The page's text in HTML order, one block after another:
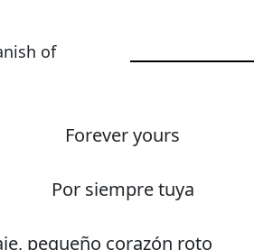
of
Forever yours
Por siempre tuya
pequeño corazón roto